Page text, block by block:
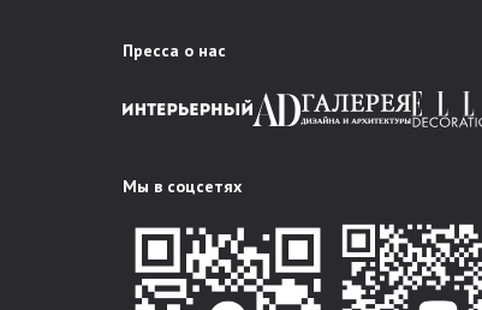
Пресса о нас
Мы в соцсетях